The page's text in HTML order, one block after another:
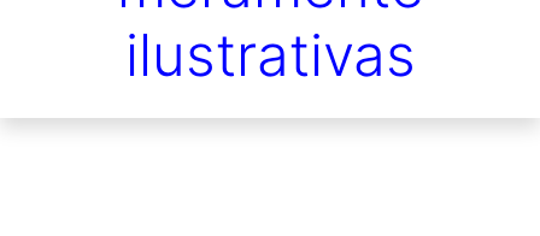
ilustrativas